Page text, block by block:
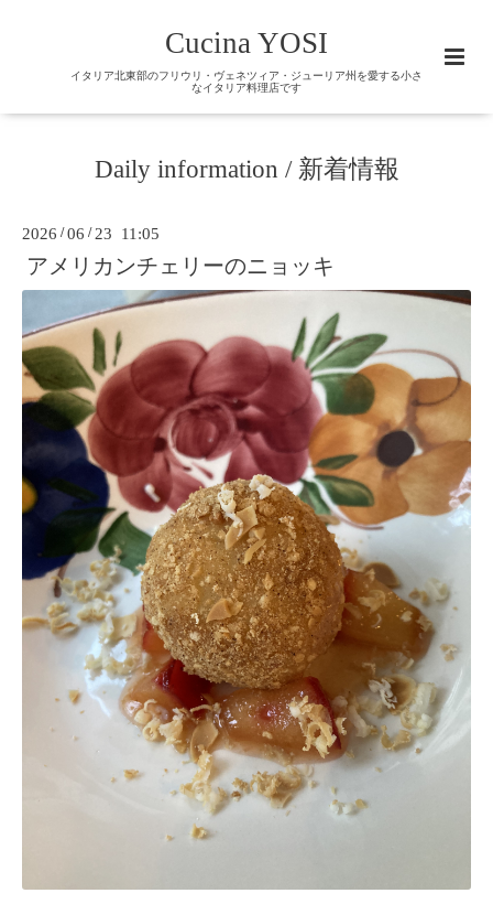
Cucina YOSI
イタリア北東部のフリウリ・ヴェネツィア・ジューリア州を愛する小さ
なイタリア料理店です
Daily information / 新着情報
2026 /06 / 23 11:05
アメリカンチェリーのニョッキ